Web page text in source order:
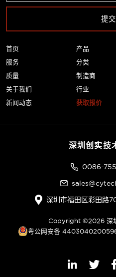
首页
服务
质量
关于我们
新闻动态
产品
分类
制造商
行业
获取报价
提交
深圳创实技
0086-
深圳市福田区彩田路
Copyright ©2026 深
粤公网安备